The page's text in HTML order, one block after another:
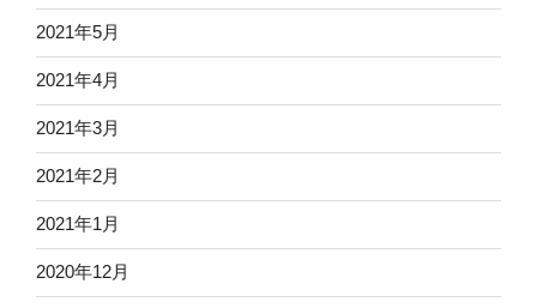
2021年5月
2021年4月
2021年3月
2021年2月
2021年1月
2020年12月